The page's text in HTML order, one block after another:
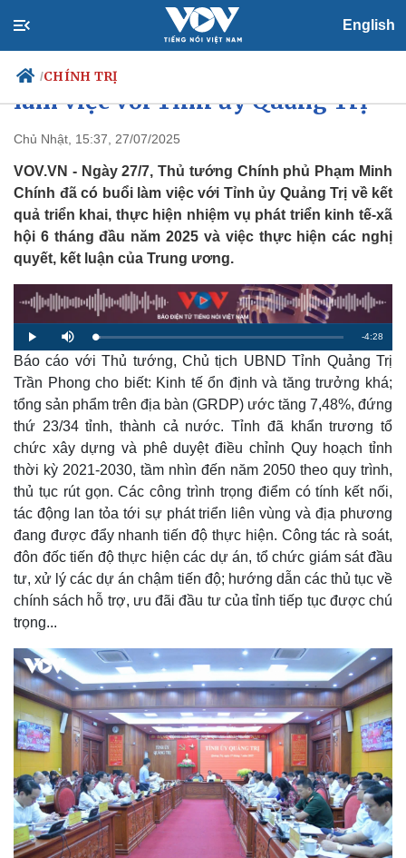
English
/CHÍNH TRỊ
Chính trị
Đảng
Tổ chức nhân sự
Quốc hội
Nhận diện sự thật
Xã hội
Tin 24h
Dự báo thời tiết
Giáo dục
Dấu ấn VOV
Biển đảo
Thủ tướng Phạm Minh Chính
làm việc với Tỉnh ủy Quảng Trị
Chủ Nhật, 15:37, 27/07/2025
VOV.VN - Ngày 27/7, Thủ tướng Chính phủ Phạm Minh
Chính đã có buổi làm việc với Tỉnh ủy Quảng Trị về kết
quả triển khai, thực hiện nhiệm vụ phát triển kinh tế-xã
hội 6 tháng đầu năm 2025 và việc thực hiện các nghị
quyết, kết luận của Trung ương.
P
l
a
y
M
u
t
L
o
a
e
d
2
.
2
8
R
e
n
g
T
-4:28
Báo cáo với Thủ tướng, Chủ tịch UBND Tỉnh Quảng Trị
Trần Phong cho biết: Kinh tế ổn định và tăng trưởng khá;
tổng sản phẩm trên địa bàn (GRDP) ước tăng 7,48%, đứng
thứ 23/34 tỉnh, thành cả nước. Tỉnh đã khẩn trương tổ
chức xây dựng và phê duyệt điều chỉnh Quy hoạch tỉnh
thời kỳ 2021-2030, tầm nhìn đến năm 2050 theo quy trình,
thủ tục rút gọn. Các công trình trọng điểm có tính kết nối,
tác động lan tỏa tới sự phát triển liên vùng và địa phương
đang được đẩy nhanh tiến độ thực hiện. Công tác rà soát,
đôn đốc tiến độ thực hiện các dự án, tổ chức giám sát đầu
tư, xử lý các dự án chậm tiến độ; hướng dẫn các thủ tục về
chính sách hỗ trợ, ưu đãi đầu tư của tỉnh tiếp tục được chú
trọng...